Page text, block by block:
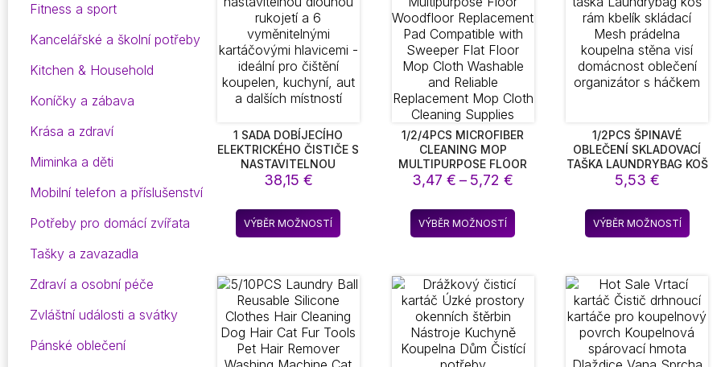
Fitness a sport
Kancelářské a školní potřeby
Kitchen & Household
Koníčky a zábava
Krása a zdraví
Miminka a děti
Mobilní telefon a příslušenství
Potřeby pro domácí zvířata
Tašky a zavazadla
Zdraví a osobní péče
Zvláštní události a svátky
Pánské oblečení
1 SADA DOBÍJECÍHO
ELEKTRICKÉHO ČISTIČE S
NASTAVITELNOU
DLOUHOU RUKOJETÍ A 6
KARTÁČOVÝMI
HLAVICEMI – IDEÁLNÍ
PRO ČIŠTĚNÍ KOUPELEN,
38,15 €
VÝBĚR MOŽNOSTÍ
Tento
produkt
variant.
lze
vybrat
na
1/2/4PCS MICROFIBER
CLEANING MOP
MULTIPURPOSE FLOOR
WOODFLOOR
COMPATIBLE WITH
SWEEPER FLAT FLOOR
MOP CLOTH WASHABLE
CLOTH CLEANING
SUPPLIES
3,47€ – 5,72€
3,47 €
až
VÝBĚR MOŽNOSTÍ
Tento
produkt
variant.
Možnosti
vybrat
na
1/2PCS ŠPINAVÉ
OBLEČENÍ SKLADOVACÍ
TAŠKA LAUNDRYBAG KOŠ
RÁM KBELÍK SKLÁDACÍ
KOUPELNA STĚNA VISÍ
DOMÁCNOST OBLEČENÍ
ORGANIZÁTOR S
5,53 €
VÝBĚR MOŽNOSTÍ
Tento
lze
vybrat
na